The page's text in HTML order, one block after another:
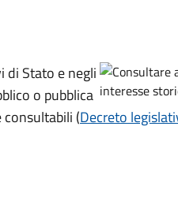
di Stato e negli
o pubblica
(Decreto